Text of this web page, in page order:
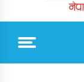
Himshikhar